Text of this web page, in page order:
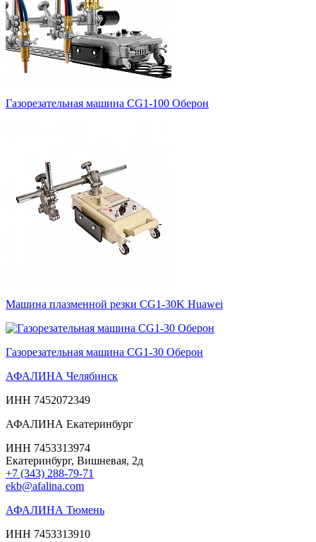
Газорезательная машина CG1-100 Оберон
Машина плазменной резки CG1-30K Huawei
Газорезательная машина CG1-30 Оберон
АФАЛИНА Челябинск
ИНН 7452072349
АФАЛИНА Екатеринбург
ИНН 7453313974
Екатеринбург, Вишневая, 2д
+7 (343) 288-79-71
ekb@afalina.com
АФАЛИНА Тюмень
ИНН 7453313910